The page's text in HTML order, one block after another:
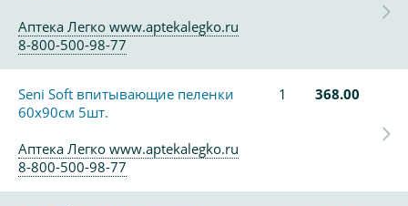
Аптека Легко www.aptekalegko.ru
8-800-500-98-77
Seni Soft впитывающие пеленки
60х90см 5шт.
1 368.00
Аптека Легко www.aptekalegko.ru
8-800-500-98-77